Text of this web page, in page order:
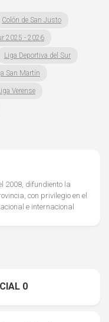
Colón de San Justo
2025 - 2026
Liga Deportiva del Sur
San Martín
Verense
2008, difundiento la
con privilegio en el
e internacional
0